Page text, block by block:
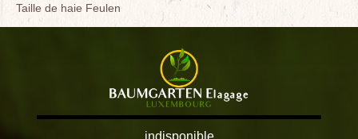
Taille de haie Feulen
indisponible